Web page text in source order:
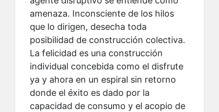
amenaza. Inconsciente de los hilos
que lo dirigen, desecha toda
posibilidad de construcción colectiva.
La felicidad es una construcción
individual concebida como el disfrute
ya y ahora en un espiral sin retorno
donde el éxito es dado por la
capacidad de consumo y el acopio de